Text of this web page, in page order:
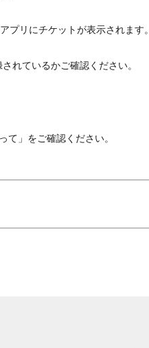
リにチケットが表示されます。
れているかご確認ください。
」をご確認ください。